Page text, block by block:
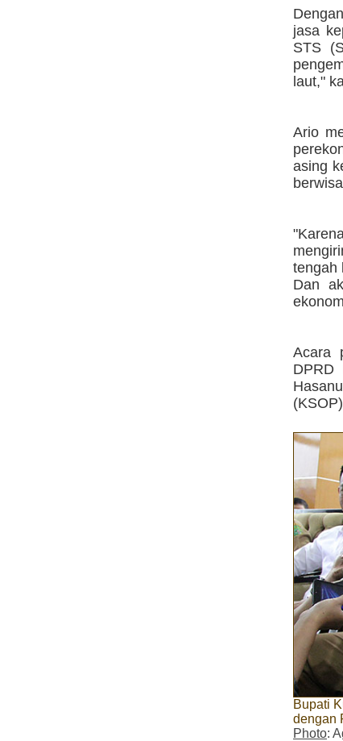
jasa
STS
laut,"
Ario
asing
tengah
Dan
Acara
DPRD
Bupati
dengan
Photo: